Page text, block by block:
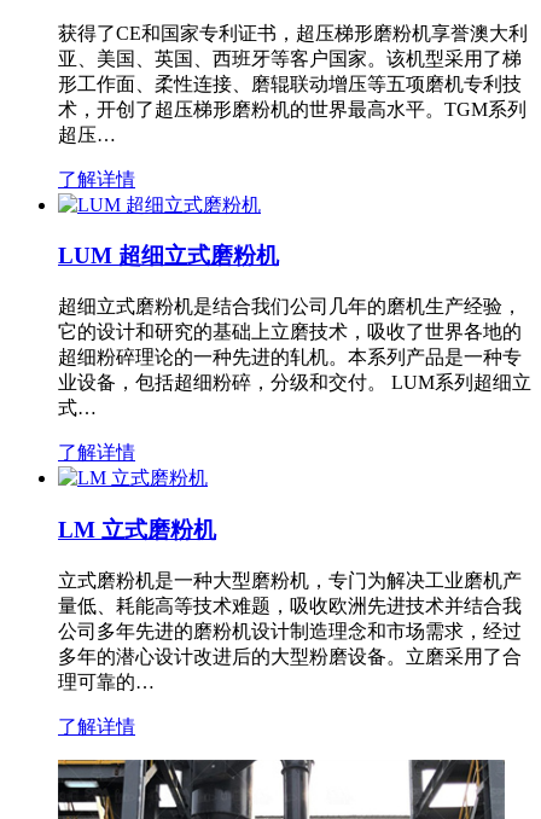
获得了CE和国家专利证书，超压梯形磨粉机享誉澳大利
亚、美国、英国、西班牙等客户国家。该机型采用了梯
形工作面、柔性连接、磨辊联动增压等五项磨机专利技
术，开创了超压梯形磨粉机的世界最高水平。TGM系列
超压…
了解详情
LUM 超细立式磨粉机
超细立式磨粉机是结合我们公司几年的磨机生产经验，
它的设计和研究的基础上立磨技术，吸收了世界各地的
超细粉碎理论的一种先进的轧机。本系列产品是一种专
业设备，包括超细粉碎，分级和交付。 LUM系列超细立
式…
了解详情
LM 立式磨粉机
立式磨粉机是一种大型磨粉机，专门为解决工业磨机产
量低、耗能高等技术难题，吸收欧洲先进技术并结合我
公司多年先进的磨粉机设计制造理念和市场需求，经过
多年的潜心设计改进后的大型粉磨设备。立磨采用了合
理可靠的…
了解详情